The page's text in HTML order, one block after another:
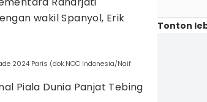
wakil Spanyol, Erik
2024 Paris (dok.NOC Indonesia/Naif
Piala Dunia Panjat Tebing
Tonton